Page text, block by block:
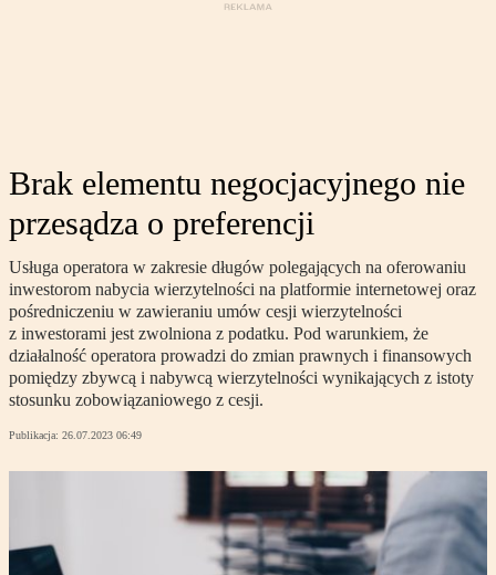
Brak elementu negocjacyjnego nie
przesądza o preferencji
Usługa operatora w zakresie długów polegających na oferowaniu
inwestorom nabycia wierzytelności na platformie internetowej oraz
pośredniczeniu w zawieraniu umów cesji wierzytelności
z inwestorami jest zwolniona z podatku. Pod warunkiem, że
działalność operatora prowadzi do zmian prawnych i finansowych
pomiędzy zbywcą i nabywcą wierzytelności wynikających z istoty
stosunku zobowiązaniowego z cesji.
Publikacja: 26.07.2023 06:49